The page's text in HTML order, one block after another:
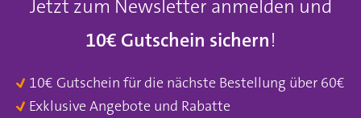
Jetzt zum Newsletter anmelden und
10€ Gutschein sichern!
10€ Gutschein für die nächste Bestellung über 60€
Exklusive Angebote und Rabatte